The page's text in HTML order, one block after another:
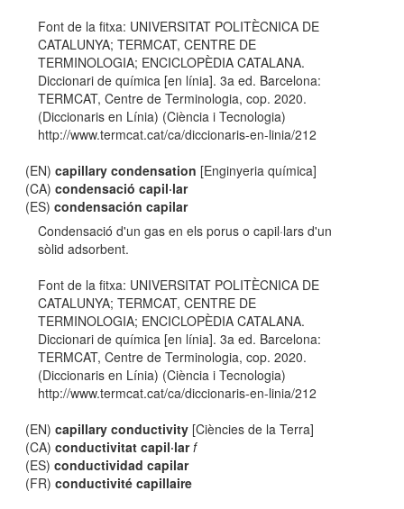
Font de la fitxa: UNIVERSITAT POLITÈCNICA DE
CATALUNYA; TERMCAT, CENTRE DE
TERMINOLOGIA; ENCICLOPÈDIA CATALANA.
Diccionari de química [en línia]. 3a ed. Barcelona:
TERMCAT, Centre de Terminologia, cop. 2020.
(Diccionaris en Línia) (Ciència i Tecnologia)
http://www.termcat.cat/ca/diccionaris-en-linia/212
(EN)capillary condensation [Enginyeria química]
(CA)condensació capil·lar
(ES)condensación capilar
Condensació d'un gas en els porus o capil·lars d'un
sòlid adsorbent.
Font de la fitxa: UNIVERSITAT POLITÈCNICA DE
CATALUNYA; TERMCAT, CENTRE DE
TERMINOLOGIA; ENCICLOPÈDIA CATALANA.
Diccionari de química [en línia]. 3a ed. Barcelona:
TERMCAT, Centre de Terminologia, cop. 2020.
(Diccionaris en Línia) (Ciència i Tecnologia)
http://www.termcat.cat/ca/diccionaris-en-linia/212
(EN)capillary conductivity [Ciències de la Terra]
(CA)conductivitat capil·lar f
(ES)conductividad capilar
(FR)conductivité capillaire